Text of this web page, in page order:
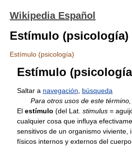
Wikipedia Español
Estímulo (psicología)
Estímulo (psicología)
Estímulo
Saltar a navegación
búsqueda
Para otros usos de este
El estímulo (del Lat. stimulus =
cualquier cosa que influya
sensitivos de un organismo viviente,
físicos internos y externos del cuerpo.